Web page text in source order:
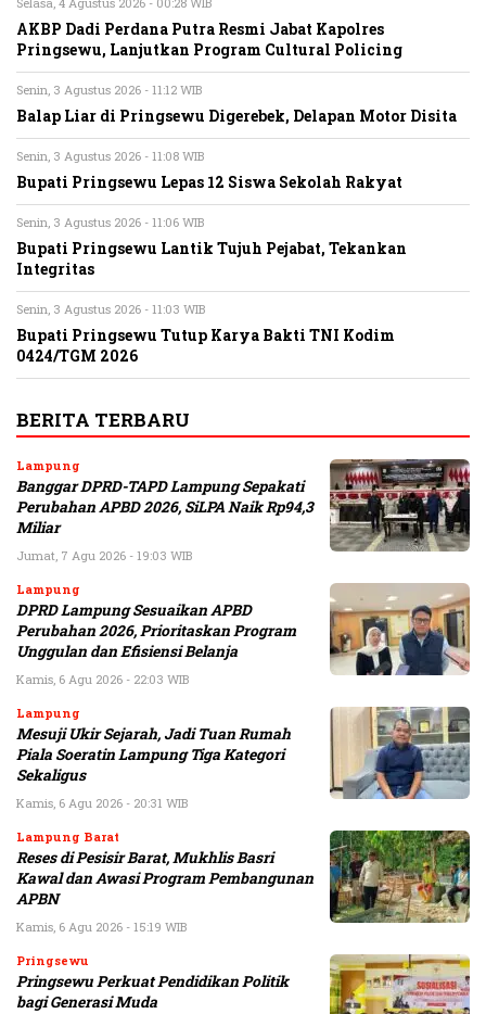
AKBP Dadi Perdana Putra Resmi Jabat Kapolres
Pringsewu, Lanjutkan Program Cultural Policing
Senin, 3 Agustus 2026 - 11:12 WIB
Balap Liar di Pringsewu Digerebek, Delapan Motor Disita
Senin, 3 Agustus 2026 - 11:08 WIB
Bupati Pringsewu Lepas 12 Siswa Sekolah Rakyat
Senin, 3 Agustus 2026 - 11:06 WIB
Bupati Pringsewu Lantik Tujuh Pejabat, Tekankan
Integritas
Senin, 3 Agustus 2026 - 11:03 WIB
Bupati Pringsewu Tutup Karya Bakti TNI Kodim
0424/TGM 2026
BERITA TERBARU
Lampung
Banggar DPRD-TAPD Lampung Sepakati
Perubahan APBD 2026, SiLPA Naik Rp94,3
Miliar
Jumat, 7 Agu 2026 - 19:03 WIB
Lampung
DPRD Lampung Sesuaikan APBD
Perubahan 2026, Prioritaskan Program
Unggulan dan Efisiensi Belanja
Kamis, 6 Agu 2026 - 22:03 WIB
Lampung
Mesuji Ukir Sejarah, Jadi Tuan Rumah
Piala Soeratin Lampung Tiga Kategori
Sekaligus
Kamis, 6 Agu 2026 - 20:31 WIB
Lampung Barat
Reses di Pesisir Barat, Mukhlis Basri
Kawal dan Awasi Program Pembangunan
APBN
Kamis, 6 Agu 2026 - 15:19 WIB
Pringsewu
Pringsewu Perkuat Pendidikan Politik
bagi Generasi Muda